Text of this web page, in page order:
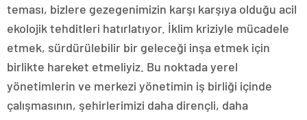
teması, bizlere gezegenimizin karşı karşıya olduğu acil
ekolojik tehditleri hatırlatıyor. İklim kriziyle mücadele
etmek, sürdürülebilir bir geleceği inşa etmek için
birlikte hareket etmeliyiz. Bu noktada yerel
yönetimlerin ve merkezi yönetimin iş birliği içinde
çalışmasının, şehirlerimizi daha dirençli, daha